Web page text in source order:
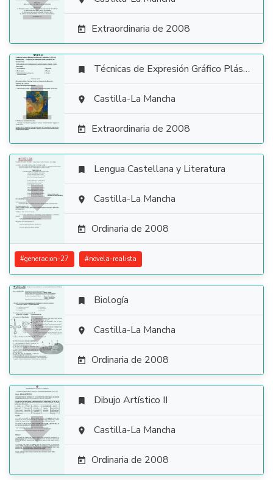
 Extraordinaria de 2008

 Técnicas de Expresión Gráfico Plástica
 Castilla-La Mancha
 Extraordinaria de 2008

 Lengua Castellana y Literatura
 Castilla-La Mancha
 Ordinaria de 2008
#generacion-27 #novela-realista

 Biología
 Castilla-La Mancha
 Ordinaria de 2008

 Dibujo Artístico II
 Castilla-La Mancha
 Ordinaria de 2008